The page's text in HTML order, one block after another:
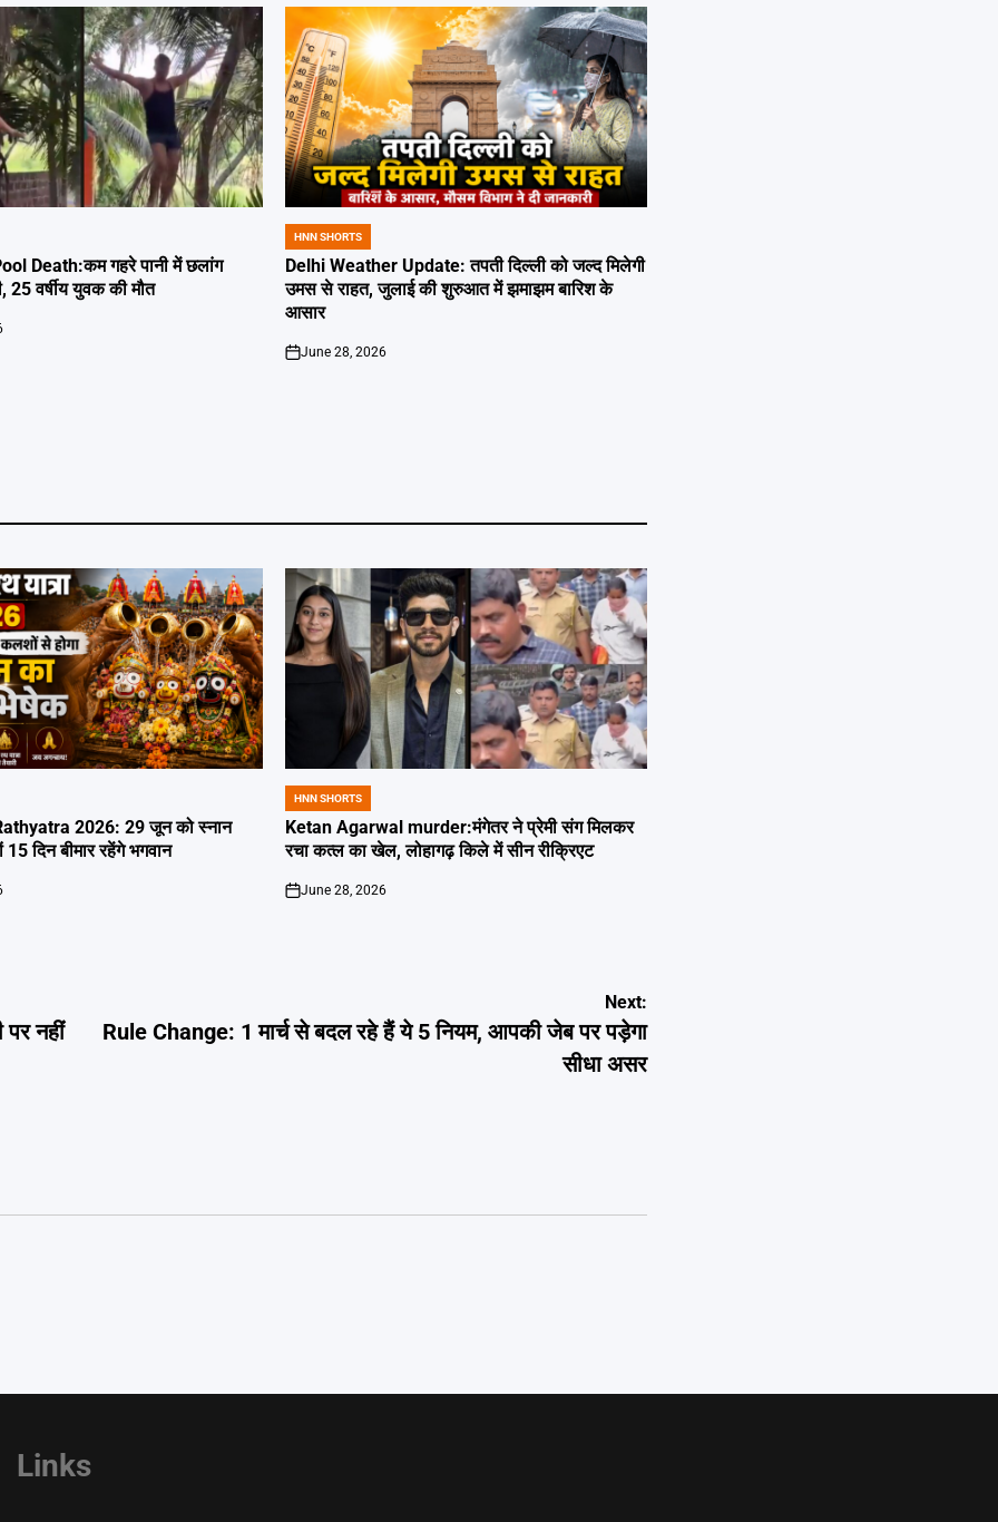
Death:कम गहरे पानी में छलांग
25 वर्षीय युवक की मौत
POSTED
IN
HNN SHORTS
Delhi Weather Update: तपती दिल्ली को जल्द मिलेगी
उमस से राहत, जुलाई की शुरुआत में झमाझम बारिश के
आसार
on
June 28, 2026
2026: 29 जून को स्नान
15 दिन बीमार रहेंगे भगवान
POSTED
IN
HNN SHORTS
Ketan Agarwal murder:मंगेतर ने प्रेमी संग मिलकर
रचा कत्ल का खेल, लोहागढ़ किले में सीन रीक्रिएट
on
June 28, 2026
पर नहीं
Next:
Rule Change: 1 मार्च से बदल रहे हैं ये 5 नियम, आपकी जेब पर पड़ेगा
सीधा असर
Links